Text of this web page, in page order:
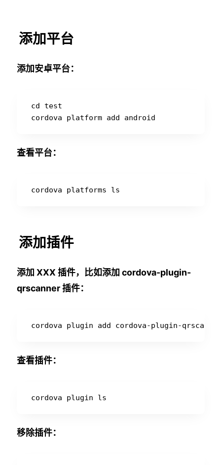
添加平台
添加安卓平台：
cd test
查看平台：
添加插件
添加 XXX 插件，比如添加 cordova-plugin-
qrscanner 插件：
查看插件：
移除插件：